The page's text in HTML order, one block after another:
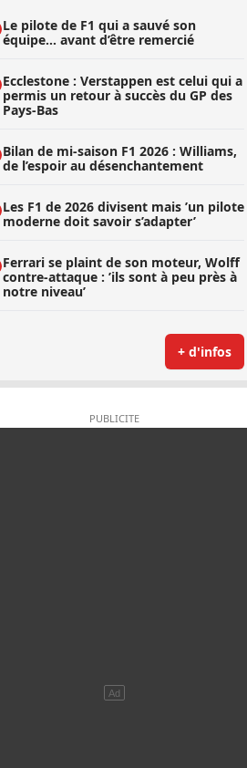
Le pilote de F1 qui a sauvé son
équipe… avant d’être remercié
Ecclestone : Verstappen est celui qui a
permis un retour à succès du GP des
Pays-Bas
Bilan de mi-saison F1 2026 : Williams,
de l’espoir au désenchantement
Les F1 de 2026 divisent mais ’un pilote
moderne doit savoir s’adapter’
Ferrari se plaint de son moteur, Wolff
contre-attaque : ’ils sont à peu près à
notre niveau’
+ d'infos